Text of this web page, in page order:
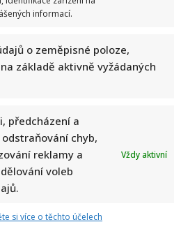
informací.
o zeměpisné poloze,
základě aktivně vyžádaných
předcházení a
chyb,
reklamy a
voleb
Vždy aktivní
si více o těchto účelech
10 výrazů z počátku 20. století
kritiky: Mračková Vildumetzová
a ptá se, zda je to v pořádku